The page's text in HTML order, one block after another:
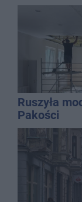
Ruszyła
Pakości